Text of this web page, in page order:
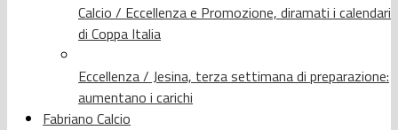
Calcio / Eccellenza e Promozione, diramati i calendari
di Coppa Italia
Eccellenza / Jesina, terza settimana di preparazione:
aumentano i carichi
Fabriano Calcio